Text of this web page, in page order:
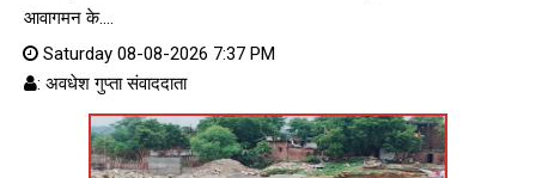
आवागमन के....
Saturday 08-08-2026 7:37 PM
: अवधेश गुप्ता संवाददाता